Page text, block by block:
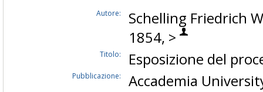
Autore:
Schelling Friedrich
1854, >
Titolo: Esposizione del
Pubblicazione: Accademia